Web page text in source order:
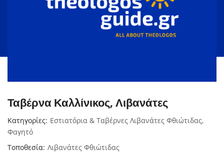
Ταβέρνα Καλλίνικος, Λιβανάτες
Κατηγορίες Εστιατόρια & Ταβέρνες Λιβανάτες Φθιώτιδας,
Φαγητό
Τοποθεσία Λιβανάτες Φθιώτιδας